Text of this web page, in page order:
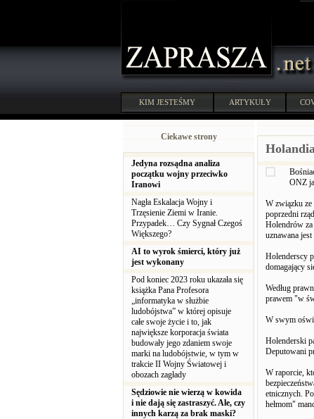
KIM JESTEŚMY ARTYKUŁY
Ciekawe strony
Jedyna rozsądna analiza
początku wojny przeciwko
Iranowi
Nagła Eskalacja Wojny i
Trzęsienie Ziemi w Iranie.
Przypadek… Czy Sygnał Czegoś
Większego?
AI to wyrok śmierci, który już
jest wykonany
Pod koniec 2023 roku ukazała się
książka Pana Profesora
„informatyka w służbie
ludobójstwa” w której opisuje
całe swoje życie i to, jak
największe korporacja świata
budowały jego zdaniem swoje
marki na ludobójstwie, w tym w
trakcie II Wojny Światowej i
obozach zagłady
Sędziowie nie wierzą w kowida
i nie dają się zastraszyć. Ale, czy
innych karzą za brak maski?
ONZ
W związku
poprzedni
Holendrów
uznawana
Holenderscy
domagający
Według
prawem "w
W swym
Holenderski
Deputowani
W raporcie,
etnicznych.
hełmom"